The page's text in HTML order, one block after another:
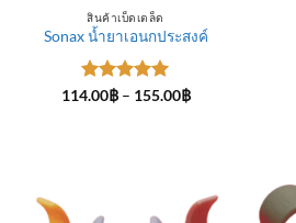
สินค้าเบ็ดเตล็ด
Sonax น้ำยาเอนกประสงค์
ให้คะแนน
114.00฿ – 155.00฿Price